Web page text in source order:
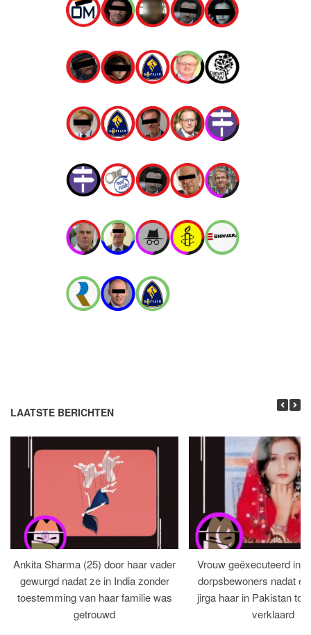
LAATSTE BERICHTEN
Ankita Sharma (25) door haar vader
gewurgd nadat ze in India zonder
toestemming van haar familie was
getrouwd
Vrouw geëxecuteerd in
dorpsbewoners nadat
jirga haar in Pakistan tot
verklaard